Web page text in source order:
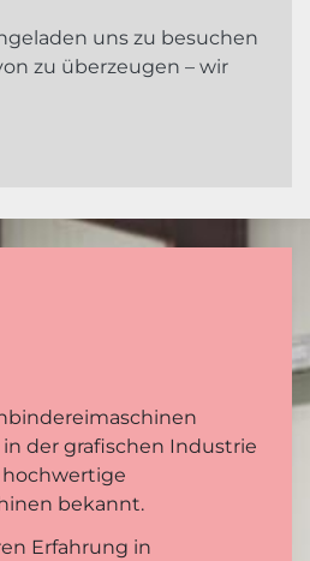
uns zu besuchen
zu überzeugen – wir
der grafischen Industrie
bekannt.
Erfahrung in